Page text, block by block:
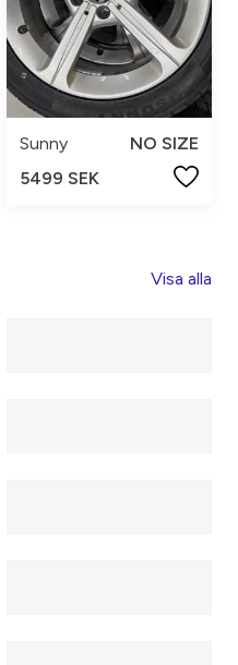
Sunny
NO SIZE
5499 SEK
Visa alla